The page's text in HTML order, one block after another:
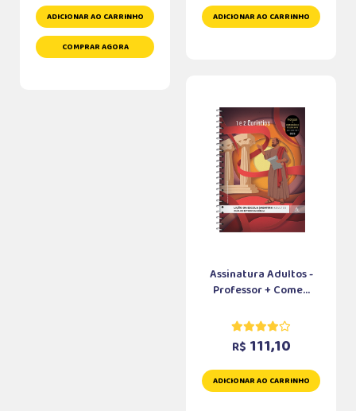
ADICIONAR AO CARRINHO
COMPRAR AGORA
ADICIONAR AO CARRINHO
Assinatura Adultos -
Professor + Come...
R$ 111,10
ADICIONAR AO CARRINHO